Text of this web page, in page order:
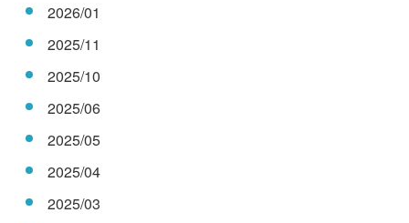
2026/01
2025/11
2025/10
2025/06
2025/05
2025/04
2025/03